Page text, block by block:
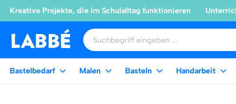
Kreative Projekte, die im Schulalltag funktionieren
Bastelbedarf Malen Basteln Handarbeit